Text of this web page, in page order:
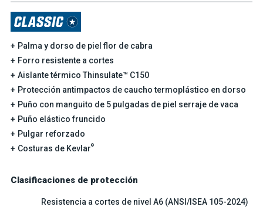
Palma y dorso de piel flor de cabra
Forro resistente a cortes
Aislante térmico Thinsulate™ C150
Protección antimpactos de caucho termoplástico en dorso
Puño con manguito de 5 pulgadas de piel serraje de vaca
Puño elástico fruncido
Pulgar reforzado
Costuras de Kevlar®
Clasificaciones de protección
Resistencia a cortes de nivel A6 (ANSI/ISEA 105-2024)